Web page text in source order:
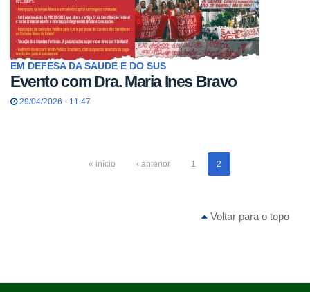
EM DEFESA DA SAUDE E DO SUS
Evento com Dra. Maria Ines Bravo
29/04/2026 - 11:47
« início ‹ anterior 1 2
Voltar para o topo